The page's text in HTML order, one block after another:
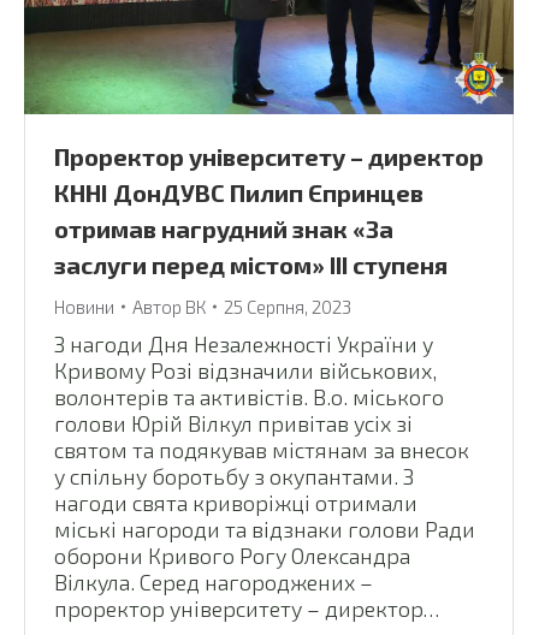
Проректор університету – директор
КННІ ДонДУВС Пилип Єпринцев
отримав нагрудний знак «За
заслуги перед містом» III ступеня
Новини Автор ВК 25 Серпня, 2023
З нагоди Дня Незалежності України у
Кривому Розі відзначили військових,
волонтерів та активістів. В.о. міського
голови Юрій Вілкул привітав усіх зі
святом та подякував містянам за внесок
у спільну боротьбу з окупантами. З
нагоди свята криворіжці отримали
міські нагороди та відзнаки голови Ради
оборони Кривого Рогу Олександра
Вілкула. Серед нагороджених –
проректор університету – директор…